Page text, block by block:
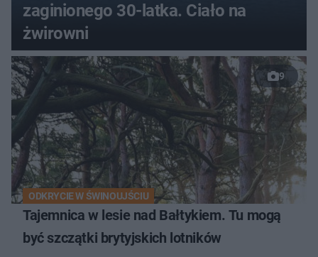
zaginionego 30-latka. Ciało na
żwirowni
9
ODKRYCIE W ŚWINOUJŚCIU
Tajemnica w lesie nad Bałtykiem. Tu mogą
być szczątki brytyjskich lotników